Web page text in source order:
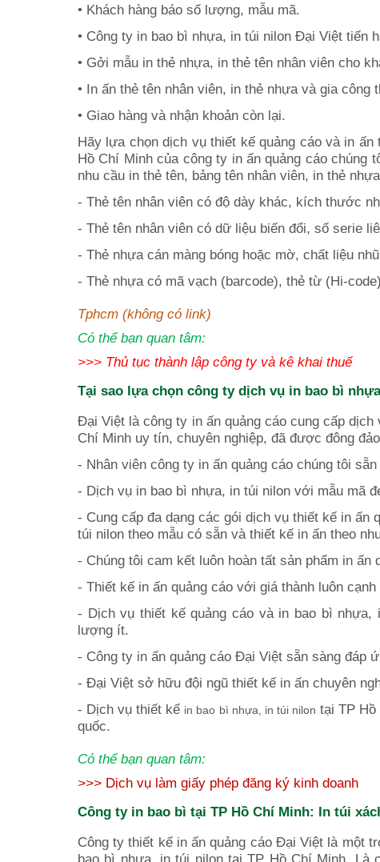
• Khách hàng báo số
• Công ty in bao bì nhựa, in túi nilon Đại Việt tiến
• Gởi mẫu in thẻ nhựa, in thẻ tên nhân viên cho
• In ấn thẻ tên nhân viên, in thẻ nhựa và gia công
• Giao hàng và nhận khoản còn
Hãy lựa chọn dịch vụ thiết kếquảng cáo và in ấn
Hồ Chí Minh của công ty in ấn quảng cáo chúng
nhu cầu in thẻ tên, bảng tên nhân viên, in thẻ
- Thẻ tên nhân viên có độ dày khác, kích thước
- Thẻ tên nhân viên có dữ liệu biến đổi, số serie
- Thẻ nhựa cán màng bóng hoặc mờ, chất liệu
- Thẻ nhựa có mã vạch (barcode), thẻ từ (Hi-
Tphcm (không có link)
Có thể bạn quan tâm:
>>> Thủ tục thành lập công ty và kê khai thuế
Tại sao lựa chọn công ty dịch vụ in bao bì
Đại Việt là công ty in ấn quảng cáo cung cấp
Chí Minh uy tín, chuyên nghiệp, đã được đông
- Nhân viên công ty in ấn quảng cáo chúng tôi
- Dịch vụ in bao bì nhựa, in túi nilon với mẫu mã
- Cung cấp đa dạng các gói dịch vụ thiết kế in ấn
túi nilon theo mẫu có sẵn và thiết kế in ấn theo
- Chúng tôi cam kết luôn hoàn tất sản phẩm in
- Thiết kế in ấn quảng cáo với giá thành luôn
- Dịch vụ thiết kếquảng cáo vàin bao bì nhựa,
lượng ít.
- Công ty in ấn quảng cáo Đại Việt sẵn sàng đáp
- Đại Việt sở hữu đội ngũ thiết kế in ấn chuyên
- Dịch vụ thiết kế in bao bì nhựa, in túi nilon tại TP
quốc.
Có thể bạn quan tâm:
>>> Dịch vụ làm giấy phép đăng ký kinh doanh
Công ty in bao bì tại TP Hồ Chí Minh: In túi
Công ty thiết kế in ấn quảng cáoĐại Việt là một
bao bì nhựa, in túi nilon tại TP Hồ Chí Minh.